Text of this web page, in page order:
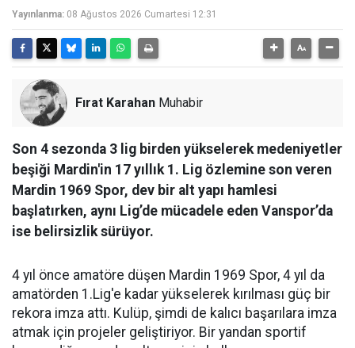
Yayınlanma: 08 Ağustos 2026 Cumartesi 12:31
Fırat Karahan Muhabir
Son 4 sezonda 3 lig birden yükselerek medeniyetler
beşiği Mardin'in 17 yıllık 1. Lig özlemine son veren
Mardin 1969 Spor, dev bir alt yapı hamlesi
başlatırken, aynı Lig’de mücadele eden Vanspor’da
ise belirsizlik sürüyor.
4 yıl önce amatöre düşen Mardin 1969 Spor, 4 yıl da
amatörden 1.Lig'e kadar yükselerek kırılması güç bir
rekora imza attı. Kulüp, şimdi de kalıcı başarılara imza
atmak için projeler geliştiriyor. Bir yandan sportif